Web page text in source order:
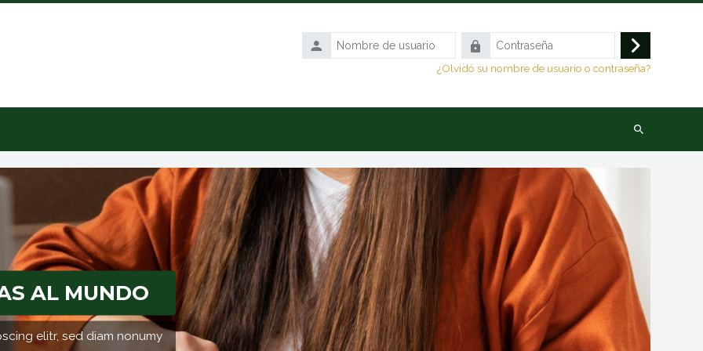
Nombre
de
Contraseña
Acceder
¿Olvidó su nombre de usuario o contraseña?
Buscar